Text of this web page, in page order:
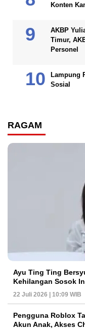
Konten
AKBP
Timur,
Personel
Lampung
Sosial
RAGAM
Ayu Ting Ting
Kehilangan Sosok
22 Juli 2026 | 10:09 WIB
Pengguna Roblox
Akun Anak, Akses